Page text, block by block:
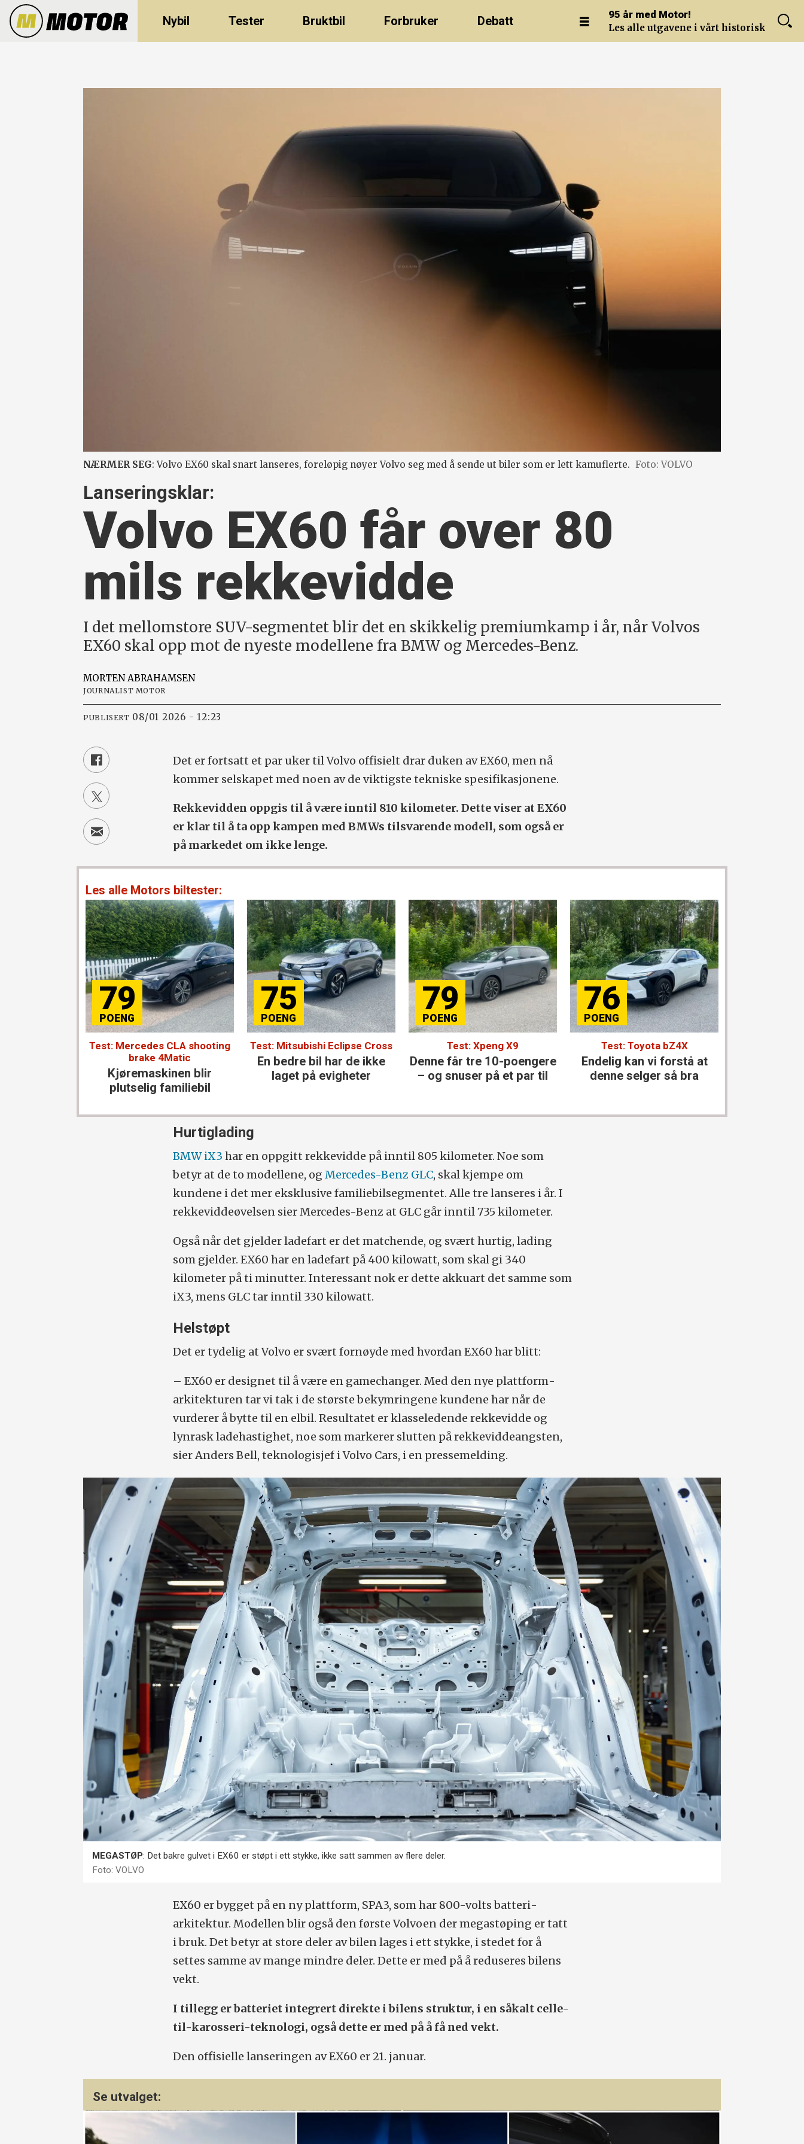
Nybil Tester Bruktbil Forbruker Debatt 95 år med Motor!
Les alle utgavene i vårt historiske arkiv.
NÆRMER SEG: Volvo EX60 skal snart lanseres, foreløpig nøyer Volvo seg med å sende ut biler som er lett kamuflerte. Foto: VOLVO
Lanseringsklar:
Volvo EX60 får over 80
mils rekkevidde
I det mellomstore SUV-segmentet blir det en skikkelig premiumkamp i år, når Volvos
EX60 skal opp mot de nyeste modellene fra BMW og Mercedes-Benz.
MORTEN ABRAHAMSEN
JOURNALIST MOTOR
PUBLISERT 08/01 2026 - 12:23
Det er fortsatt et par uker til Volvo offisielt drar duken av EX60, men nå
kommer selskapet med noen av de viktigste tekniske spesifikasjonene.
Rekkevidden oppgis til å være inntil 810 kilometer. Dette viser at EX60
er klar til å ta opp kampen med BMWs tilsvarende modell, som også er
på markedet om ikke lenge.
Les alle Motors biltester:
79
Test: Mercedes CLA shooting
brake 4Matic
Kjøremaskinen blir
plutselig familiebil
75
Test: Mitsubishi Eclipse Cross
En bedre bil har de ikke
laget på evigheter
79
Test: Xpeng X9
Denne får tre 10-poengere
– og snuser på et par til
76
Test: Toyota bZ4X
Endelig kan vi forstå at
denne selger så bra
Hurtiglading
BMW iX3 har en oppgitt rekkevidde på inntil 805 kilometer. Noe som
betyr at de to modellene, og Mercedes-Benz GLC, skal kjempe om
kundene i det mer eksklusive familiebilsegmentet. Alle tre lanseres i år. I
rekkeviddeøvelsen sier Mercedes-Benz at GLC går inntil 735 kilometer.
Også når det gjelder ladefart er det matchende, og svært hurtig, lading
som gjelder. EX60 har en ladefart på 400 kilowatt, som skal gi 340
kilometer på ti minutter. Interessant nok er dette akkuart det samme som
iX3, mens GLC tar inntil 330 kilowatt.
Helstøpt
Det er tydelig at Volvo er svært fornøyde med hvordan EX60 har blitt:
– EX60 er designet til å være en gamechanger. Med den nye plattform­
arkitekturen tar vi tak i de største bekymringene kundene har når de
vurderer å bytte til en elbil. Resultatet er klasseledende rekkevidde og
lynrask ladehastighet, noe som markerer slutten på rekkeviddeangsten,
sier Anders Bell, teknologisjef i Volvo Cars, i en pressemelding.
MEGASTØP: Det bakre gulvet i EX60 er støpt i ett stykke, ikke satt sammen av flere deler.
Foto: VOLVO
EX60 er bygget på en ny plattform, SPA3, som har 800-volts batteri­
arkitektur. Modellen blir også den første Volvoen der megastøping er tatt
i bruk. Det betyr at store deler av bilen lages i ett stykke, i stedet for å
settes samme av mange mindre deler. Dette er med på å reduseres bilens
vekt.
I tillegg er batteriet integrert direkte i bilens struktur, i en såkalt celle-
til-karosseri-teknologi, også dette er med på å få ned vekt.
Den offisielle lanseringen av EX60 er 21. januar.
Se utvalget: